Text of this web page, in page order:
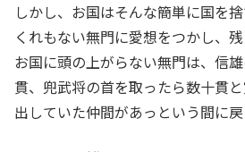
しかし、お国はそんな簡単に国を
くれもない無門に愛想をつかし、残
お国に頭の上がらない無門は、信
貫、兜武将の首を取ったら数十貫
出していた仲間があっという間に戻